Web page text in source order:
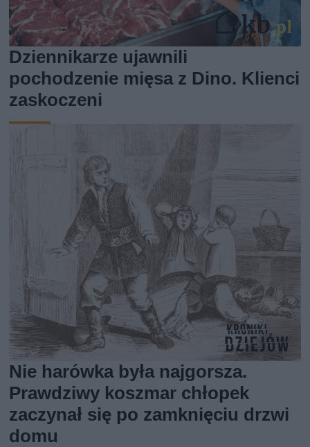
Dziennikarze ujawnili
pochodzenie mięsa z Dino. Klienci
zaskoczeni
Nie harówka była najgorsza.
Prawdziwy koszmar chłopek
zaczynał się po zamknięciu drzwi
domu